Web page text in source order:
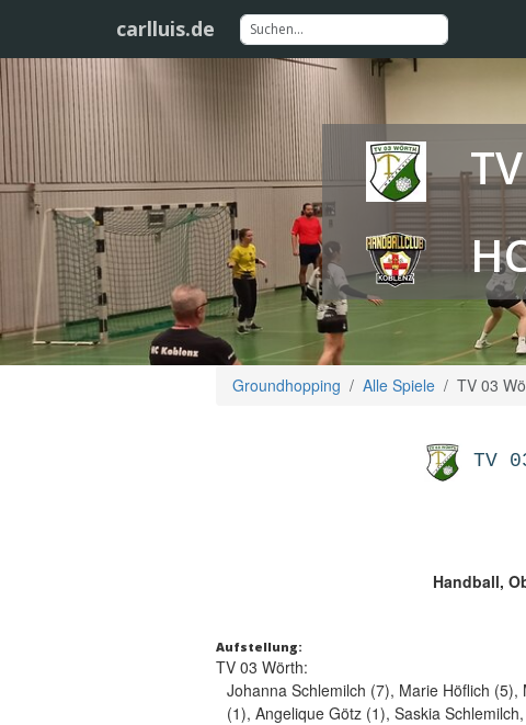
carlluis.de
Groundhopping Alle Spiele TV 03
TV
Handball,
Aufstellung:
TV 03 Wörth:
Johanna Schlemilch (7), Marie Höflich
(1), Angelique Götz (1), Saskia